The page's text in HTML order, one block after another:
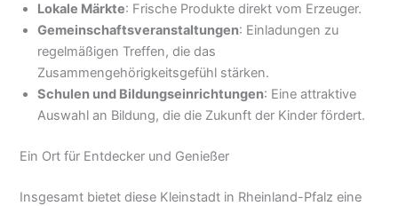
Lokale Märkte: Frische Produkte direkt vom Erzeuger.
Gemeinschaftsveranstaltungen: Einladungen zu
regelmäßigen Treffen, die das
Zusammengehörigkeitsgefühl stärken.
Schulen und Bildungseinrichtungen: Eine attraktive
Auswahl an Bildung, die die Zukunft der Kinder fördert.
Ein Ort für Entdecker und Genießer
Insgesamt bietet diese Kleinstadt in Rheinland-Pfalz eine